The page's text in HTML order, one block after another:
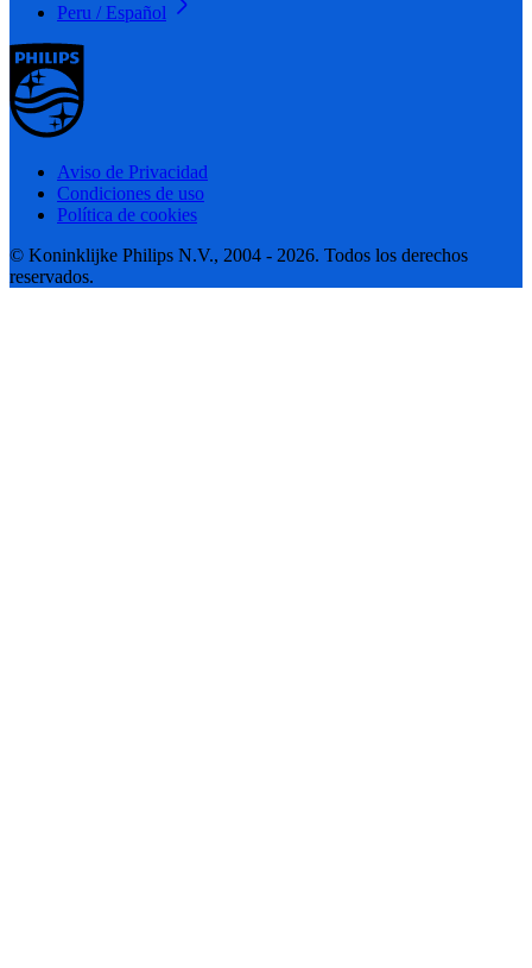
Peru / Español
Aviso de Privacidad
Condiciones de uso
Política de cookies
© Koninklijke Philips N.V., 2004 - 2026. Todos los derechos
reservados.